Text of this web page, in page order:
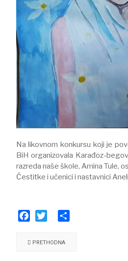
Na likovnom konkursu koji je
BiH organizovala Karađoz-
razreda naše škole, Amina Tule,
Čestitke i učenici i nastavnici
PRETHODNA